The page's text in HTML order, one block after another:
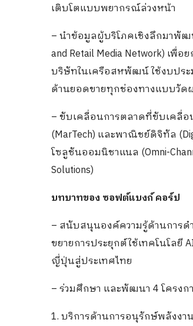
เติบโตแบบพยากรณ์ล่วงหน้า
– นำข้อมูลผู้บริโภคเชิงลึกมาพัฒ
and Retail Media Network) เ
บริษัทในเครือสหพัฒน์ ใช้งบปร
ด้านยอดขายทุกช่องทางแบบวัด
– ขับเคลื่อนการตลาดที่ขับเคลื่อ
(MarTech) และพาณิชย์ดิจิทัล
โซลูชันออมนิชาแนล (Omni-
Solutions)
บทบาทของ ซอฟต์แบงก์ คอร์ป
– สนับสนุนองค์ความรู้ด้านการด
ขยายการประยุกต์ใช้เทคโนโล
ญี่ปุ่นสู่ประเทศไทย
– ร่วมศึกษา และพัฒนา 4 โครง
1. บริการด้านการอนุรักษ์พลังงาน